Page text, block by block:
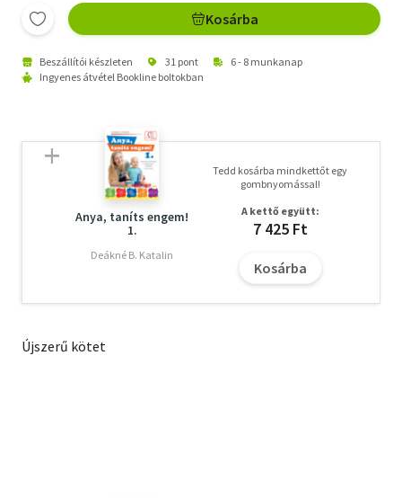
Kosárba
Beszállítói készleten 31 pont
6 - 8 munkanap
Ingyenes átvétel Bookline boltokban
Anya, taníts engem!
1.
Deákné B. Katalin
Tedd kosárba mindkettőt egy
gombnyomással!
A kettő együtt:
7 425 Ft
Kosárba
Újszerű kötet